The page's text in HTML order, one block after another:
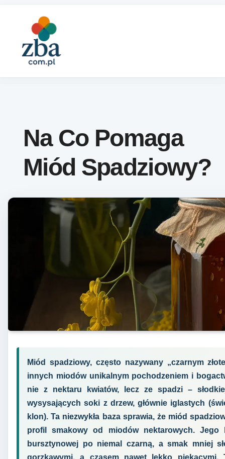
Na Co Pomaga
Miód Spadziowy?
Miód spadziowy, często nazywany „czarnym
innych miodów unikalnym pochodzeniem i
nie z nektaru kwiatów, lecz ze spadzi –
wysysających soki z drzew, głównie iglastych
klon). Ta niezwykła baza sprawia, że miód
profil smakowy od miodów nektarowych. Jego
bursztynowej po niemal czarną, a smak mniej
gorzkawymi, a czasem nawet lekko piekącymi.